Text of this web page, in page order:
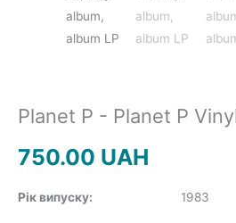
Planet P - Planet P
750.00 UAH
Рік випуску: 1983
POP